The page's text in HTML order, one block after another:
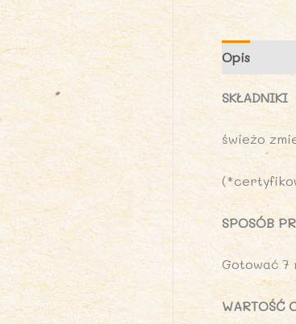
Opis
SKŁADNIKI
świeżo
SPOSÓB
Gotować 7
WARTOŚĆ